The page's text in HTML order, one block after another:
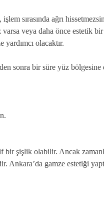
sırasında ağrı
varsa veya daha önce estetik
olacaktır.
sonra bir süre yüz
bir şişlik olabilir. Ancak
Ankara’da gamze estetiği